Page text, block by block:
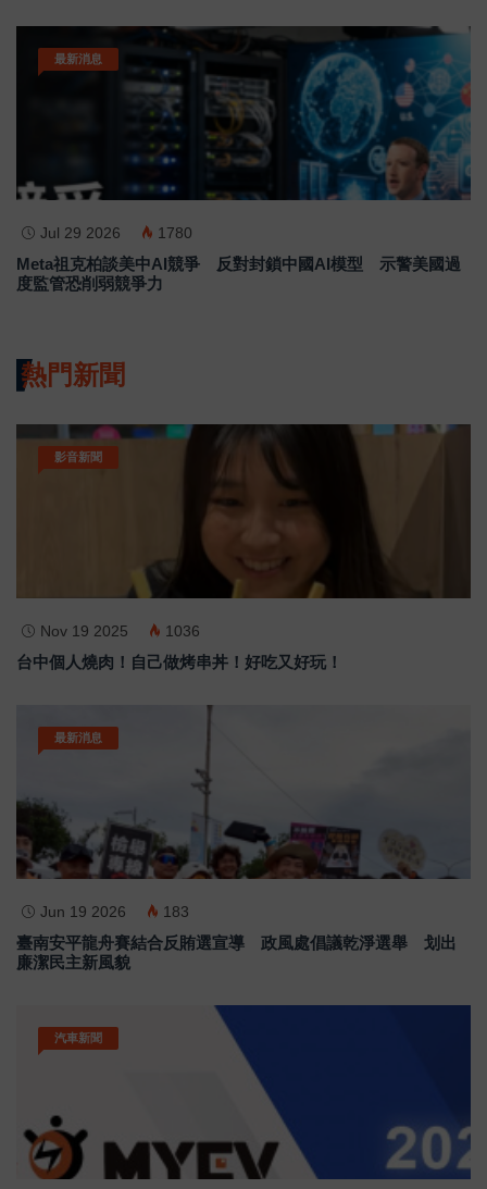
最新消息
Jul 29 2026 1780
Meta祖克柏談美中AI競爭 反對封鎖中國AI模型 示警美國過
度監管恐削弱競爭力
熱門新聞
影音新聞
Nov 19 2025 1036
台中個人燒肉！自己做烤串丼！好吃又好玩！
最新消息
Jun 19 2026 183
臺南安平龍舟賽結合反賄選宣導 政風處倡議乾淨選舉 划出
廉潔民主新風貌
汽車新聞